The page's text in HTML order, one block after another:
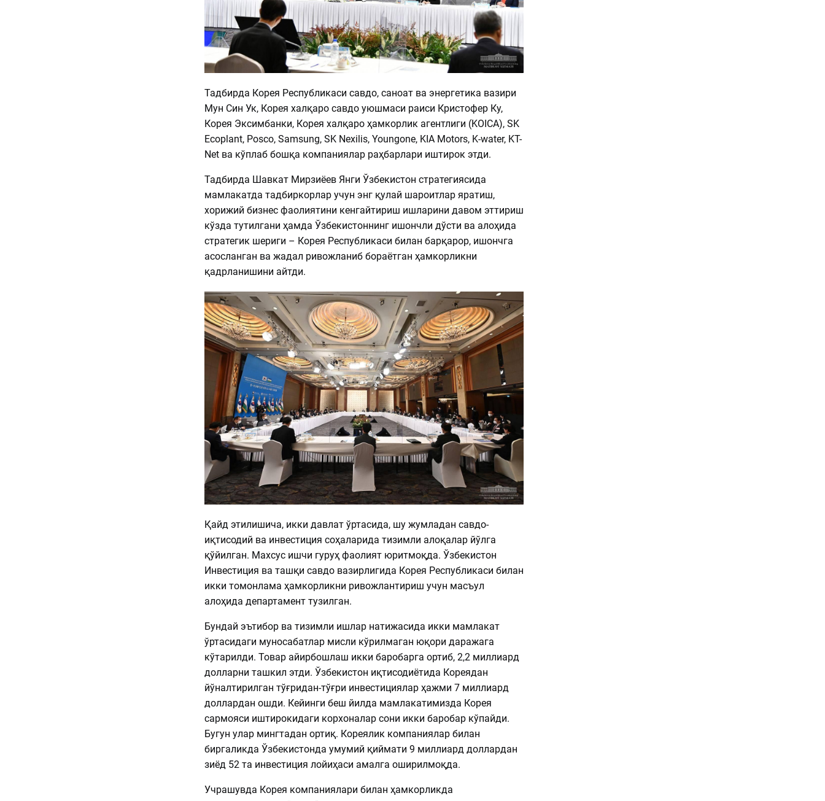
Тадбирда Корея Республикаси савдо, саноат ва энергетика вазири
Мун Син Ук, Корея халқаро савдо уюшмаси раиси Кристофер Ку,
Корея Эксимбанки, Корея халқаро ҳамкорлик агентлиги (KOICA), SK
Ecoplant, Posco, Samsung, SK Nexilis, Youngone, KIA Motors, K-water, KT-
Net ва кўплаб бошқа компаниялар раҳбарлари иштирок этди.
Тадбирда Шавкат Мирзиёев Янги Ўзбекистон стратегиясида
мамлакатда тадбиркорлар учун энг қулай шароитлар яратиш,
хорижий бизнес фаолиятини кенгайтириш ишларини давом эттириш
кўзда тутилгани ҳамда Ўзбекистоннинг ишончли дўсти ва алоҳида
стратегик шериги – Корея Республикаси билан барқарор, ишончга
асосланган ва жадал ривожланиб бораётган ҳамкорликни
қадрланишини айтди.
Қайд этилишича, икки давлат ўртасида, шу жумладан савдо-
иқтисодий ва инвестиция соҳаларида тизимли алоқалар йўлга
қўйилган. Махсус ишчи гуруҳ фаолият юритмоқда. Ўзбекистон
Инвестиция ва ташқи савдо вазирлигида Корея Республикаси билан
икки томонлама ҳамкорликни ривожлантириш учун масъул
алоҳида департамент тузилган.
Бундай эътибор ва тизимли ишлар натижасида икки мамлакат
ўртасидаги муносабатлар мисли кўрилмаган юқори даражага
кўтарилди. Товар айирбошлаш икки баробарга ортиб, 2,2 миллиард
долларни ташкил этди. Ўзбекистон иқтисодиётида Кореядан
йўналтирилган тўғридан-тўғри инвестициялар ҳажми 7 миллиард
доллардан ошди. Кейинги беш йилда мамлакатимизда Корея
сармояси иштирокидаги корхоналар сони икки баробар кўпайди.
Бугун улар мингтадан ортиқ. Кореялик компаниялар билан
биргаликда Ўзбекистонда умумий қиймати 9 миллиард доллардан
зиёд 52 та инвестиция лойиҳаси амалга оширилмоқда.
Учрашувда Корея компаниялари билан ҳамкорликда